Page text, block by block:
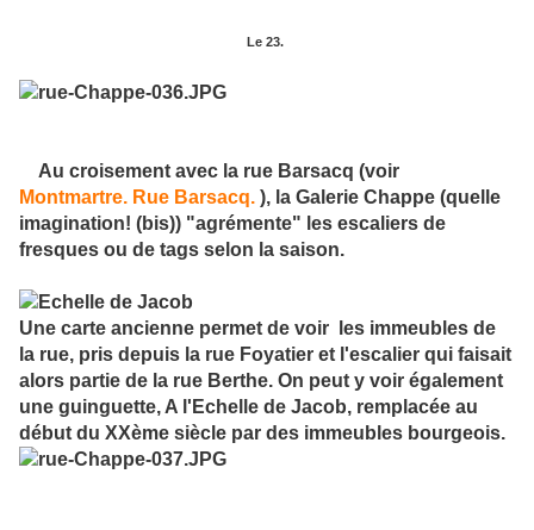
Le 23.
Au croisement avec la rue Barsacq (voir
Montmartre. Rue Barsacq. ), la Galerie Chappe (quelle
imagination! (bis)) "agrémente" les escaliers de
fresques ou de tags selon la saison.
Une carte ancienne permet de voir les immeubles de
la rue, pris depuis la rue Foyatier et l'escalier qui faisait
alors partie de la rue Berthe. On peut y voir également
une guinguette, A l'Echelle de Jacob, remplacée au
début du XXème siècle par des immeubles bourgeois.